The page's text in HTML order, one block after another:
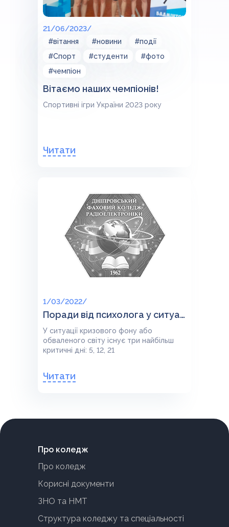
21/06/2023/
#вітання
#новини
#події
#Спорт
#студенти
#фото
#чемпіон
Вітаємо наших чемпіонів!
Спортивні ігри України 2023 року
Читати
1/03/2022/
Поради від психолога у ситуації кризового фону
У ситуації кризового фону або
обваленого світу існує три найбільш
критичні дні: 5, 12, 21
Читати
Про коледж
Про коледж
Корисні документи
ЗНО та НМТ
Структура коледжу та спеціальності